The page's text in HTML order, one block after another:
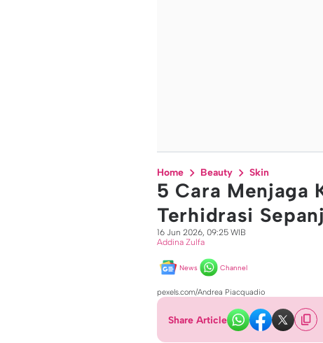
Home Beauty Skin
5 Cara Menjaga
Terhidrasi
16 Jun 2026, 09:25 WIB
Addina Zulfa
News Channel
pexels.com/Andrea Piacquadio
Share Article